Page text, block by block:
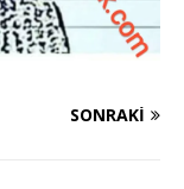
SONRAKI